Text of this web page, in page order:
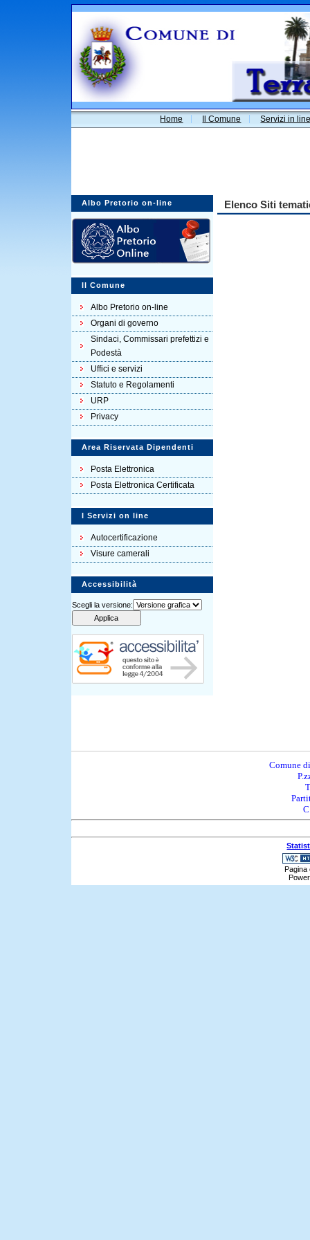
Home Il Comune Servizi in
Albo Pretorio on-line
Il Comune
Albo Pretorio on-line
Organi di governo
Sindaci, Commissari prefettizi e
Podestà
Uffici e servizi
Statuto e Regolamenti
URP
Privacy
Area Riservata Dipendenti
Posta Elettronica
Posta Elettronica Certificata
I Servizi on line
Autocertificazione
Visure camerali
Accessibilità
Scegli la versione:
Elenco Siti
Comune